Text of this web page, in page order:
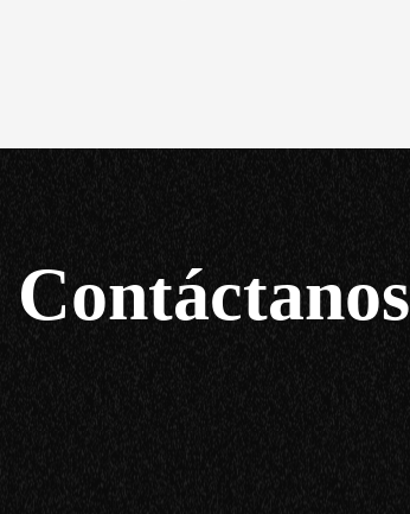
Contáctanos